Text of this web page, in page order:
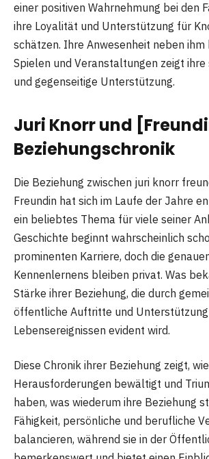
einer positiven Wahrnehmung bei den
ihre Loyalität und Unterstützung für
schätzen. Ihre Anwesenheit neben ihm
Spielen und Veranstaltungen zeigt
und gegenseitige Unterstützung.
Juri Knorr und
Beziehungschronik
Die Beziehung zwischen juri knorr
Freundin hat sich im Laufe der Jahre
ein beliebtes Thema für viele seiner
Geschichte beginnt wahrscheinlich
prominenten Karriere, doch die
Kennenlernens bleiben privat. Was
Stärke ihrer Beziehung, die durch
öffentliche Auftritte und Unterstützung
Lebensereignissen evident wird.
Diese Chronik ihrer Beziehung zeigt,
Herausforderungen bewältigt und
haben, was wiederum ihre Beziehung
Fähigkeit, persönliche und berufliche
balancieren, während sie in der